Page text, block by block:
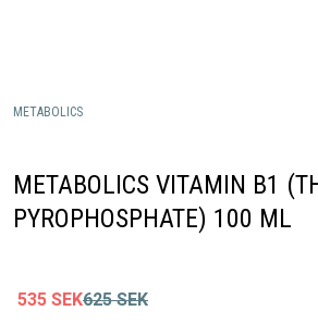
METABOLICS
METABOLICS VITAMIN B1
PYROPHOSPHATE) 100 ML
535 SEK625 SEK